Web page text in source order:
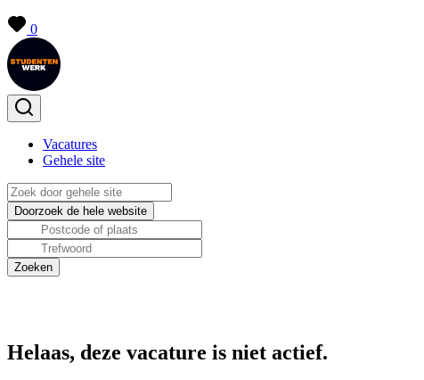
0
Vacatures
Gehele site
Helaas, deze vacature is niet actief.